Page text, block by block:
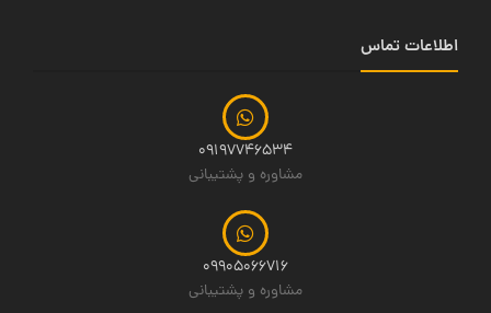
اطلاعات تماس
09197746534
مشاوره و پشتیبانی
09905066716
مشاوره و پشتیبانی